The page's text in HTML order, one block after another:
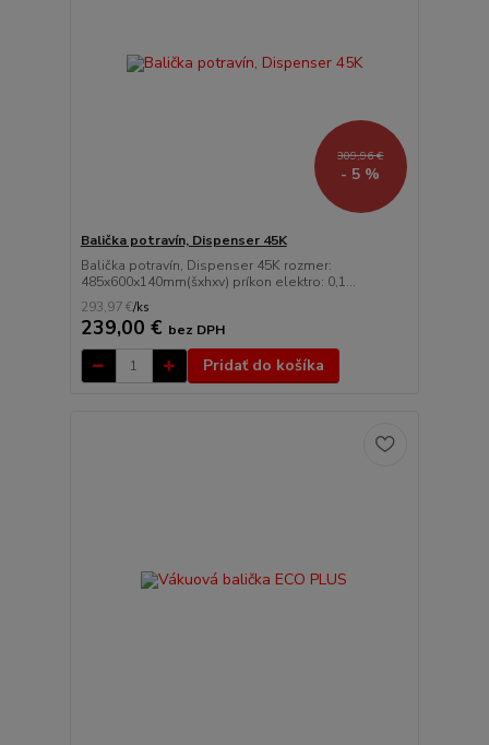
309,96 €
- 5 %
Balička potravín, Dispenser 45K
Balička potravín, Dispenser 45K rozmer:
485x600x140mm(šxhxv) príkon elektro: 0,1...
293,97 €/ks
239,00 € bez DPH
Pridať do košíka